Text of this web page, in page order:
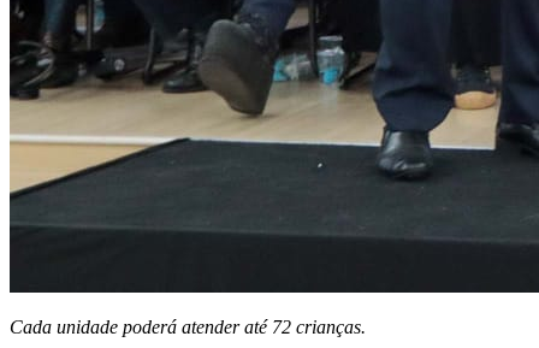
Cada unidade poderá atender até 72 crianças.